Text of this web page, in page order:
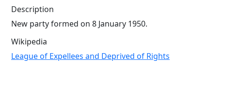
Description
New party formed on 8 January 1950.
Wikipedia
League of Expellees and Deprived of Rights